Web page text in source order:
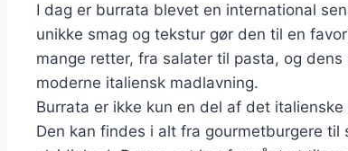
I dag er burrata blevet en international
unikke smag og tekstur gør den til en
mange retter, fra salater til pasta, og
moderne italiensk madlavning.
Burrata er ikke kun en del af det
Den kan findes i alt fra gourmetburgere